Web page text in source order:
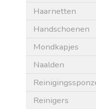
Haarnetten
Handschoenen
Mondkapjes
Naalden
Reinigers